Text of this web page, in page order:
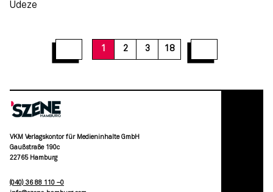
1 2 3 18
13 1617
VKM Verlagskontor für Medieninhalte GmbH
Gaußstraße 190c
22765 Hamburg
(040) 36 88 110 –0